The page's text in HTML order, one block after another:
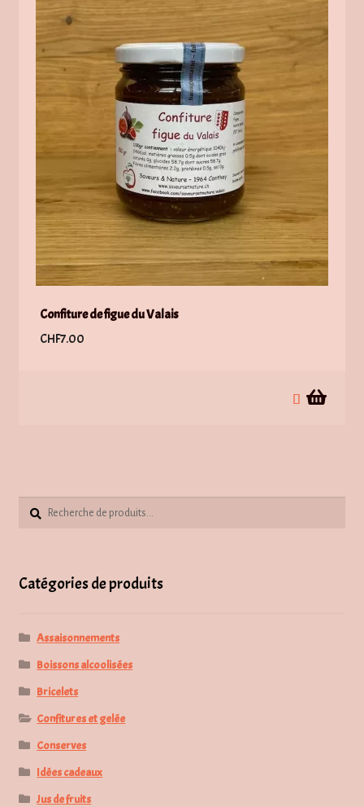
Confiture de figue du Valais
CHF7.00
Recherche
Recherche
Catégories de produits
Assaisonnements
Boissons alcoolisées
Bricelets
Confitures et gelée
Conserves
Idées cadeaux
Jus de fruits